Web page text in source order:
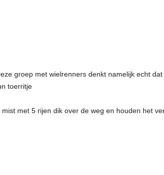
groep met wielrenners denkt namelijk echt dat
toerritje
met 5 rijen dik over de weg en houden het